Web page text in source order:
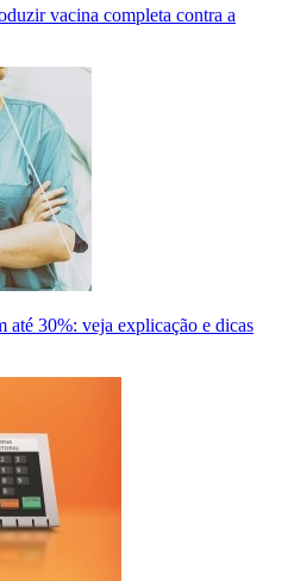
vacina completa contra a
até 30%: veja explicação e dicas